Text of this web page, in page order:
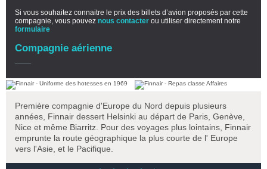
Si vous souhaitez connaitre le prix des billets d’avion proposés par cette
compagnie, vous pouvez nous contacter ou utiliser directement notre
formulaire
Compagnie aérienne
Première compagnie d'Europe du Nord depuis plusieurs
années, Finnair dessert Helsinki au départ de Paris, Genève,
Nice et même Biarritz. Pour des voyages plus lointains, Finnair
emprunte la route géographique la plus courte de l' Europe
vers l'Asie, et le Pacifique.